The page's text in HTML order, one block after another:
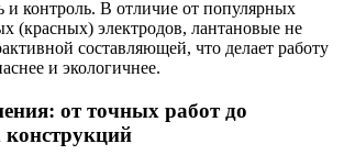
и контроль. В отличие от популярных
(красных) электродов, лантановые не
составляющей, что делает работу
и экологичнее.
от точных работ до
конструкций